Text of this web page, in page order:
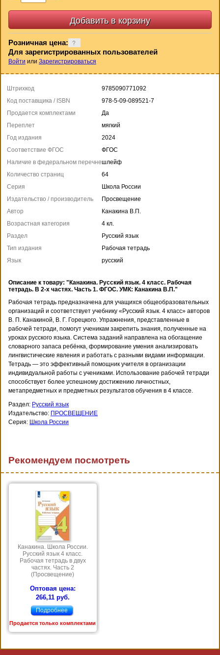
Розничная цена:
Для зарегистрированных пользователей
Войти или Зарегистрироваться
Штрихкод
9785090771092
Код поставщика / ISBN
978-5-09-089521-7
Продается комплектами
Да
Переплет
мягкий
Год издания
2024
Соответствие ФГОС
ФГОС
Наличие в федеральном перечнешлейф
Количество страниц
64
Серия
Школа России
Издательство / производитель
Просвещение
Автор
Канакина В.П.
Возрастная категория
4 кл.
Раздел
Русский язык
Тип издания
Рабочая тетрадь
Язык
русский
Описание к товару: "Канакина. Русский язык. 4 класс. Рабочая
тетрадь. В 2-х частях. Часть 1. ФГОС. УМК: Канакина В.П."
Рабочая тетрадь предназначена для учащихся общеобразовательных
организаций и соответствует учебнику «Русский язык. 4 класс» авторов
В. П. Канакиной, В. Г. Горецкого. Упражнения, представленные в
рабочей тетради, помогут ученикам закрепить знания, полученные на
уроках русского языка. Система заданий направлена на обогащение
словарного запаса ребёнка, формирование умения анализировать
лингвистические явления и работать с разными видами информации.
Тетрадь — это эффективный помощник учителя в организации
индивидуальной работы с учениками. Использование рабочей тетради
способствует более успешному достижению личностных,
метапредметных и предметных результатов обучения в 4 классе.
Раздел: Русский язык
Издательство: ПРОСВЕЩЕНИЕ
Серия: Школа России
Рекомендуем посмотреть
Канакина. Школа России.
Русский язык 4 класс.
Рабочая тетрадь в двух
частях. Часть 2
(Просвещение)
Оптовая цена:
266,11 руб.
Подробнее
Продается только комплектами